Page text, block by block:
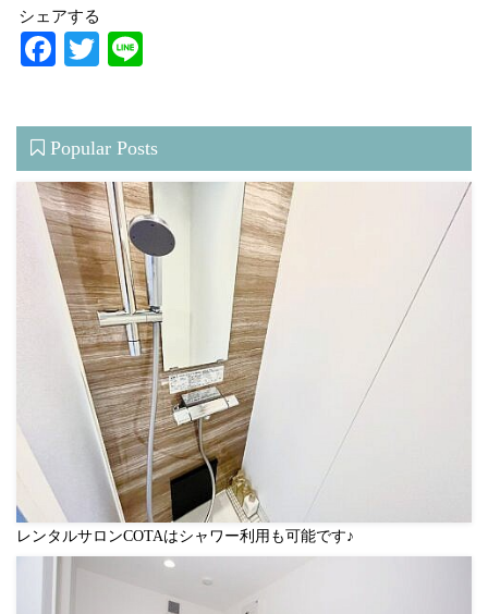
シェアする
Facebook
Twitter
Popular Posts
レンタルサロンCOTAはシャワー利用も可能です♪